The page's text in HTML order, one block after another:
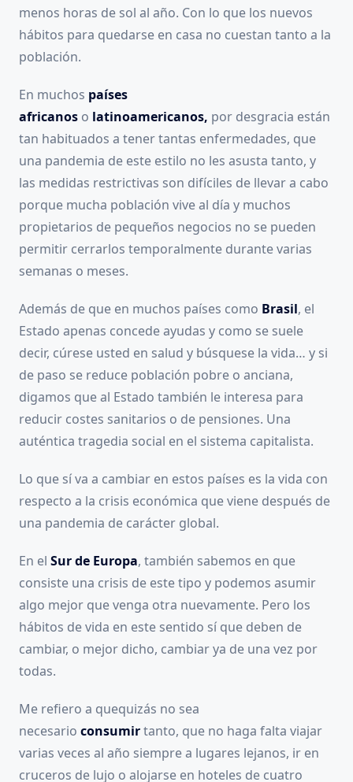
menos horas de sol al año. Con lo que los nuevos
hábitos para quedarse en casa no cuestan tanto a la
población.
En muchos países
africanos o latinoamericanos, por desgracia están
tan habituados a tener tantas enfermedades, que
una pandemia de este estilo no les asusta tanto, y
las medidas restrictivas son difíciles de llevar a cabo
porque mucha población vive al día y muchos
propietarios de pequeños negocios no se pueden
permitir cerrarlos temporalmente durante varias
semanas o meses.
Además de que en muchos países como Brasil, el
Estado apenas concede ayudas y como se suele
decir, cúrese usted en salud y búsquese la vida… y si
de paso se reduce población pobre o anciana,
digamos que al Estado también le interesa para
reducir costes sanitarios o de pensiones. Una
auténtica tragedia social en el sistema capitalista.
Lo que sí va a cambiar en estos países es la vida con
respecto a la crisis económica que viene después de
una pandemia de carácter global.
En el Sur de Europa, también sabemos en que
consiste una crisis de este tipo y podemos asumir
algo mejor que venga otra nuevamente. Pero los
hábitos de vida en este sentido sí que deben de
cambiar, o mejor dicho, cambiar ya de una vez por
todas.
Me refiero a quequizás no sea
necesario consumirtanto, que no haga falta viajar
varias veces al año siempre a lugares lejanos, ir en
cruceros de lujo o alojarse en hoteles de cuatro